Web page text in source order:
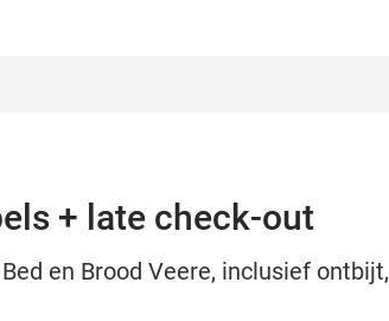
+ late check-out
en Brood Veere, inclusief ontbijt,